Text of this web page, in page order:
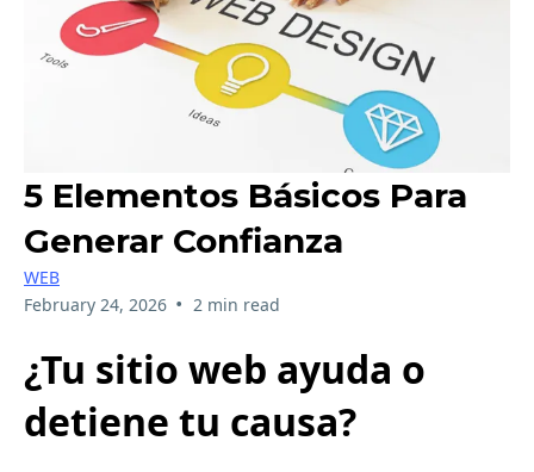
5 Elementos Básicos Para
Generar Confianza
WEB
February 24, 2026 • 2 min read
¿Tu sitio web ayuda o
detiene tu causa?